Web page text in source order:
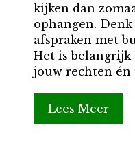
kijken dan
ophangen.
afspraken met
Het is belangrijk
jouw rechten én
Lees Meer